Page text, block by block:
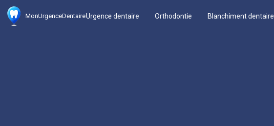
MonUrgenceDentaireUrgence dentaire Orthodontie Blanchiment dentaire